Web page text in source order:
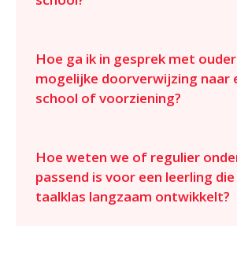
Hoe ga ik in gesprek met
mogelijke doorverwijzing naar
school of voorziening?
Hoe weten we of regulier
passend is voor een leerling
taalklas langzaam ontwikkelt?